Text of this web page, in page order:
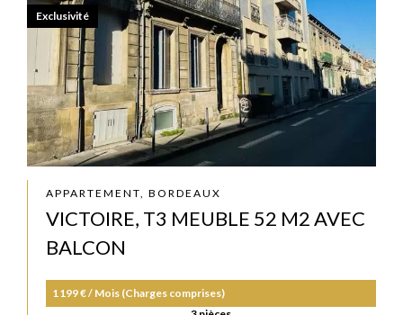
APPARTEMENT, BORDEAUX
VICTOIRE, T3 MEUBLE 52 M2 AVEC
BALCON
1 199 € / Mois (Charges comprises)
Exclusivité